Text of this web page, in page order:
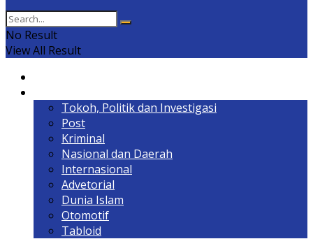
No Result
View All Result
Tokoh, Politik dan Investigasi
Post
Kriminal
Nasional dan Daerah
Internasional
Advetorial
Dunia Islam
Otomotif
Tabloid